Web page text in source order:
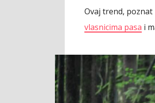
Ovaj trend,
vlasnicima pasa i